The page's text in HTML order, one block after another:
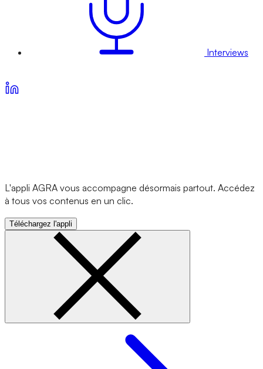
Interviews
L'appli AGRA vous accompagne désormais partout. Accédez
à tous vos contenus en un clic.
Téléchargez l'appli